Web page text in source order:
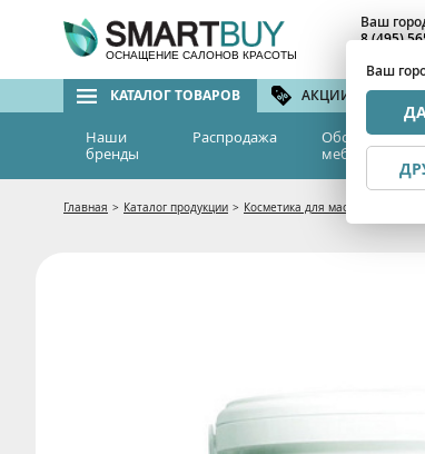
ОСНАЩЕНИЕ САЛОНОВ КРАСОТЫ
Ваш
Ваш
8 (495)
КАТАЛОГ ТОВАРОВ АКЦИИ И
Наши
бренды
Распродажа
мебель
Главная > Каталог продукции > Косметика для массажистов